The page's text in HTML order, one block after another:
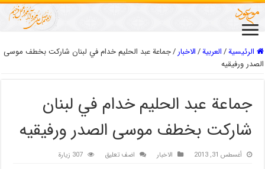
الرئيسية/العربیة/الاخبار/جماعة عبد الحليم خدام في لبنان شاركت بخطف موسى
الصدر ورفيقيه
جماعة عبد الحليم خدام في لبنان
شاركت بخطف موسى الصدر ورفيقيه
أغسطس 31, 2013 الاخبار اضف تعليق 307 زيارة